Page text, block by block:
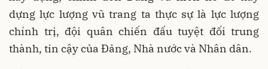
dựng lực lượng vũ trang ta thực sự là lực lượng
chính trị, đội quân chiến đấu tuyệt đối trung
thành, tin cậy của Đảng, Nhà nước và Nhân dân.